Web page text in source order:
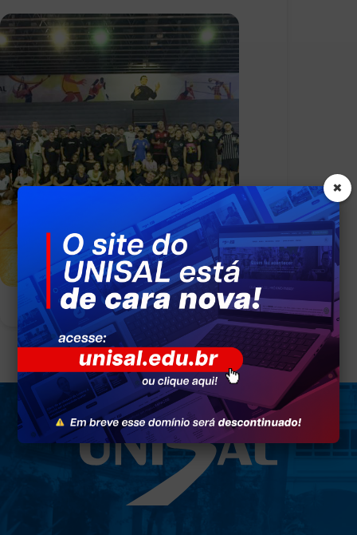
Curso de Educação Física do
UNISAL Lorena promove
integração entre alunos
×